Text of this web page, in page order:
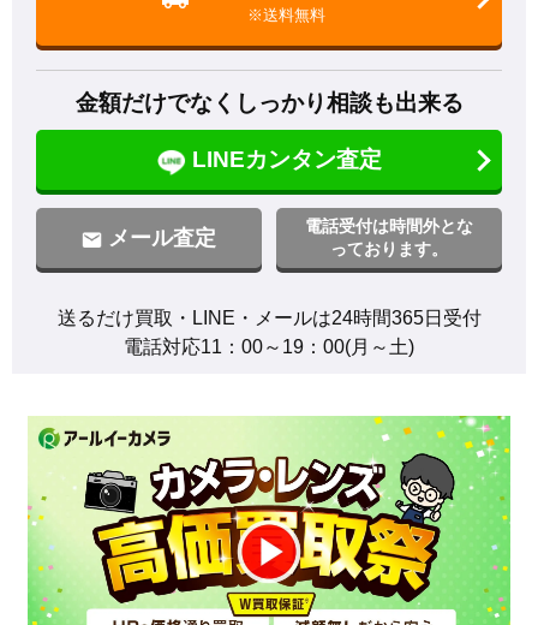
※送料無料
金額だけでなくしっかり相談も出来る
LINEカンタン査定
メール査定
電話受付は時間外とな
っております。
送るだけ買取・LINE・メールは24時間365日受付
電話対応11：00～19：00(月～土)